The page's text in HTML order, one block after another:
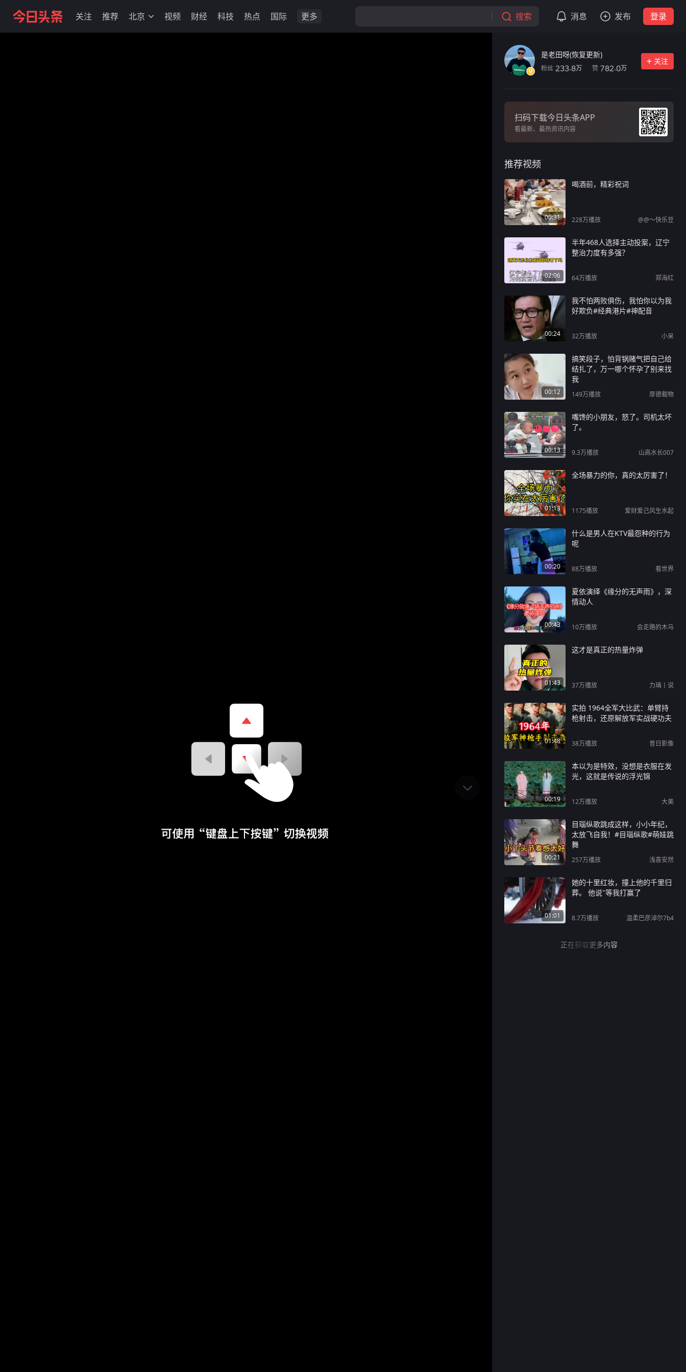
关注 推荐 北京 视频 财经 科技 热点 国际 更多 搜索 消息 发布 登录
是老田呀(恢复更新)
粉丝 233.8万 赞 782.0万
关注
扫码下载今日头条APP
看最新、最热资讯内容
推荐视频
00:31
喝酒前，精彩祝词
228万播放 @@～快乐豆
02:06
半年468人选择主动投案，辽宁
整治力度有多强？
64万播放 郑海红
00:24
我不怕两败俱伤，我怕你以为我
好欺负#经典港片#神配音
32万播放 小呆
00:12
搞笑段子，怕背锅赌气把自己给
结扎了，万一哪个怀孕了别来找
我
149万播放 厚德载物
00:13
嘴馋的小朋友，怒了。司机太坏
了。
9.3万播放 山高水长007
01:13
全场暴力的你，真的太厉害了！
1175播放 爱财爱己风生水起
00:20
什么是男人在KTV最怨种的行为
呢
88万播放 看世界
00:43
夏依演绎《缘分的无声雨》，深
情动人
10万播放 会走路的木马
01:43
这才是真正的热量炸弹
37万播放 力瑀丨说
01:48
实拍 1964全军大比武：单臂持
枪射击，还原解放军实战硬功夫
38万播放 昔日影像
00:19
本以为是特效，没想是衣服在发
光，这就是传说的浮光锦
12万播放 大美
00:21
目瑙纵歌跳成这样，小小年纪，
太放飞自我！#目瑙纵歌#萌娃跳
舞
257万播放 浅喜安然
01:01
她的十里红妆，撞上他的千里归
葬。 他说"等我打赢了
8.7万播放 温柔巴彦淖尔7b4
正在获取更多内容